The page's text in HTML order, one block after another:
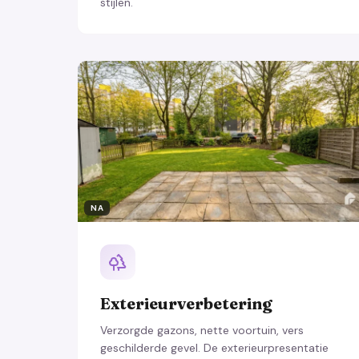
NA
Exterieurverbetering
Verzorgde gazons, nette voortuin, vers
geschilderde gevel. De exterieurpresentatie